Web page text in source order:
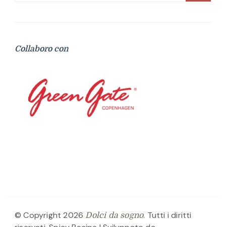
Collaboro con
© Copyright 2026 Dolci da sogno. Tutti i diritti